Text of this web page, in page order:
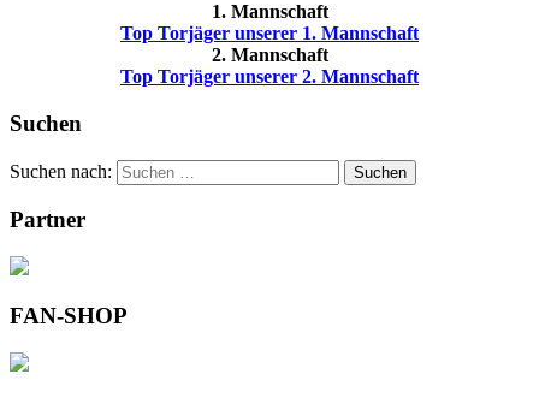
1. Mannschaft
Top Torjäger unserer 1. Mannschaft
2. Mannschaft
Top Torjäger unserer 2. Mannschaft
Suchen
Suchen nach: Suchen
Partner
FAN-SHOP